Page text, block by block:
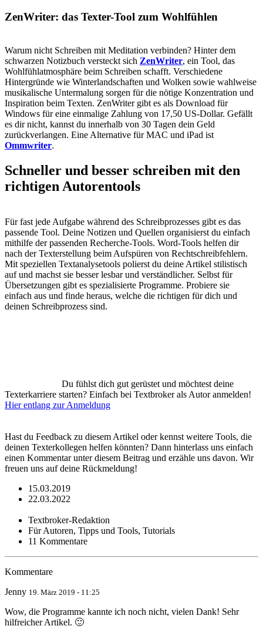
ZenWriter: das Texter-Tool zum Wohlfühlen
Warum nicht Schreiben mit Meditation verbinden? Hinter dem
schwarzen Notizbuch versteckt sich ZenWriter, ein Tool, das
Wohlfühlatmosphäre beim Schreiben schafft. Verschiedene
Hintergründe wie Winterlandschaften und Wolken sowie wahlweise
musikalische Untermalung sorgen für die nötige Konzentration und
Inspiration beim Texten. ZenWriter gibt es als Download für
Windows für eine einmalige Zahlung von 17,50 US-Dollar. Gefällt
es dir nicht, kannst du innerhalb von 30 Tagen dein Geld
zurückverlangen. Eine Alternative für MAC und iPad ist
Ommwriter.
Schneller und besser schreiben mit den
richtigen Autorentools
Für fast jede Aufgabe während des Schreibprozesses gibt es das
passende Tool. Deine Notizen und Quellen organisierst du einfach
mithilfe der passenden Recherche-Tools. Word-Tools helfen dir
nach der Texterstellung beim Aufspüren von Rechtschreibfehlern.
Mit speziellen Textanalysetools polierst du deine Artikel stilistisch
auf und machst sie besser lesbar und verständlicher. Selbst für
Übersetzungen gibt es spezialisierte Programme. Probiere sie
einfach aus und finde heraus, welche die richtigen für dich und
deinen Schreibprozess sind.
Du fühlst dich gut gerüstet und möchtest deine
Texterkarriere starten? Einfach bei Textbroker als Autor anmelden!
Hier entlang zur Anmeldung
Hast du Feedback zu diesem Artikel oder kennst weitere Tools, die
deinen Texterkollegen helfen könnten? Dann hinterlass uns einfach
einen Kommentar unter diesem Beitrag und erzähle uns davon. Wir
freuen uns auf deine Rückmeldung!
15.03.2019
22.03.2022
Textbroker-Redaktion
Für Autoren, Tipps und Tools, Tutorials
11 Kommentare
Kommentare
Jenny 19. März 2019 - 11:25
Wow, die Programme kannte ich noch nicht, vielen Dank! Sehr
hilfreicher Artikel. 🙂